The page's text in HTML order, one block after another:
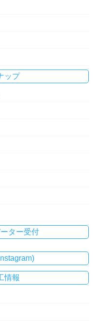
ップ
ター受付
情報